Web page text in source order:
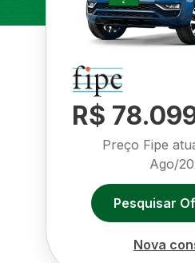
R$
Preço Fipe
Ago/
Pesquisar
Nova